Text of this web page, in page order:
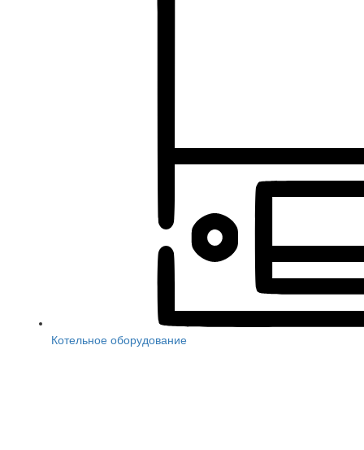
Котельное оборудование